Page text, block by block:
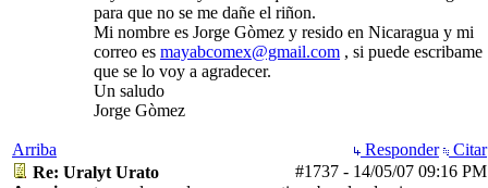
para que no se me dañe el riñon.
Mi nombre es Jorge Gòmez y resido en Nicaragua y mi
correo es mayabcomex@gmail.com , si puede escribame
que se lo voy a agradecer.
Un saludo
Jorge Gòmez
Arriba Responder
Citar
#1737 - 14/05/07 09:16 PM
Re: Uralyt Urato